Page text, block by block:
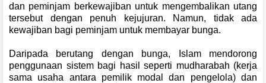
dan peminjam berkewajiban untuk mengembalikan utang
tersebut dengan penuh kejujuran. Namun, tidak ada
kewajiban bagi peminjam untuk membayar bunga.
Daripada berutang dengan bunga, Islam mendorong
penggunaan sistem bagi hasil seperti mudharabah (kerja
sama usaha antara pemilik modal dan pengelola) dan